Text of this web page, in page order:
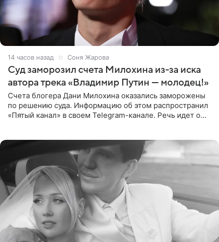
14 часов назад Соня Жарова
Суд заморозил счета Милохина из-за иска
автора трека «Владимир Путин — молодец!»
Счета блогера Дани Милохина оказались заморожены
по решению суда. Информацию об этом распространил
«Пятый канал» в своем Telegram-канале. Речь идет о